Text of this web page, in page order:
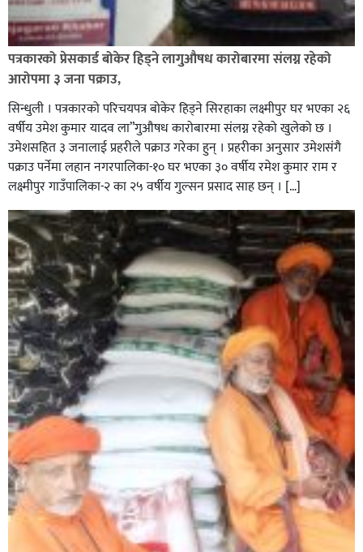
पत्रकारको प्रेसकार्ड बोकेर हिड्ने लागुऔषध कारोबारमा संलग्न रहेको
आरोपमा ३ जना पक्राउ,
सिन्धुली । पत्रकारको परिचयपत्र बोकेर हिड्ने सिरहाका लक्ष्मीपुर घर भएका २६
वर्षीय उमेश कुमार यादव ला”गुऔषध कारोबारमा संलग्न रहेको खुलेको छ ।
उमेशसहित ३ जनालाई प्रहरीले पक्राउ गरेका हुन् । प्रहरीका अनुसार उमेशसंगै
पक्राउ पर्नेमा लहान नगरपालिका-१० घर भएका ३० वर्षीय रमेश कुमार राम र
लक्ष्मीपुर गाउँपालिका-२ का २५ वर्षीय गुल्सन प्रसाद साह छन् । […]